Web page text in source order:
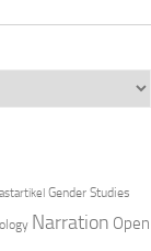
Gender Studies
Narration Open